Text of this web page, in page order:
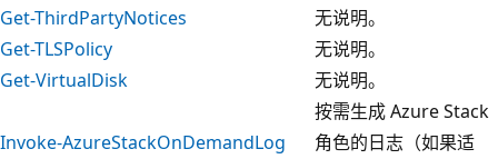
Get-ThirdPartyNotices
无说明。
Get-TLSPolicy
无说明。
Get-VirtualDisk
无说明。
Invoke-AzureStackOnDemandLog
按需生成 Azure Stack
角色的日志（如果适